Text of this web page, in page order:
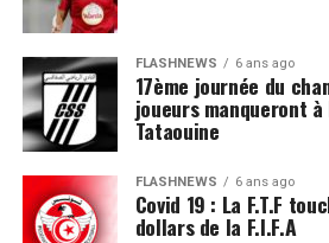
FLASHNEWS 6 ans ago
17ème journée du
joueurs manqueront
Tataouine
FLASHNEWS 6 ans ago
Covid 19 : La F.T.F
dollars de la F.I.F.A